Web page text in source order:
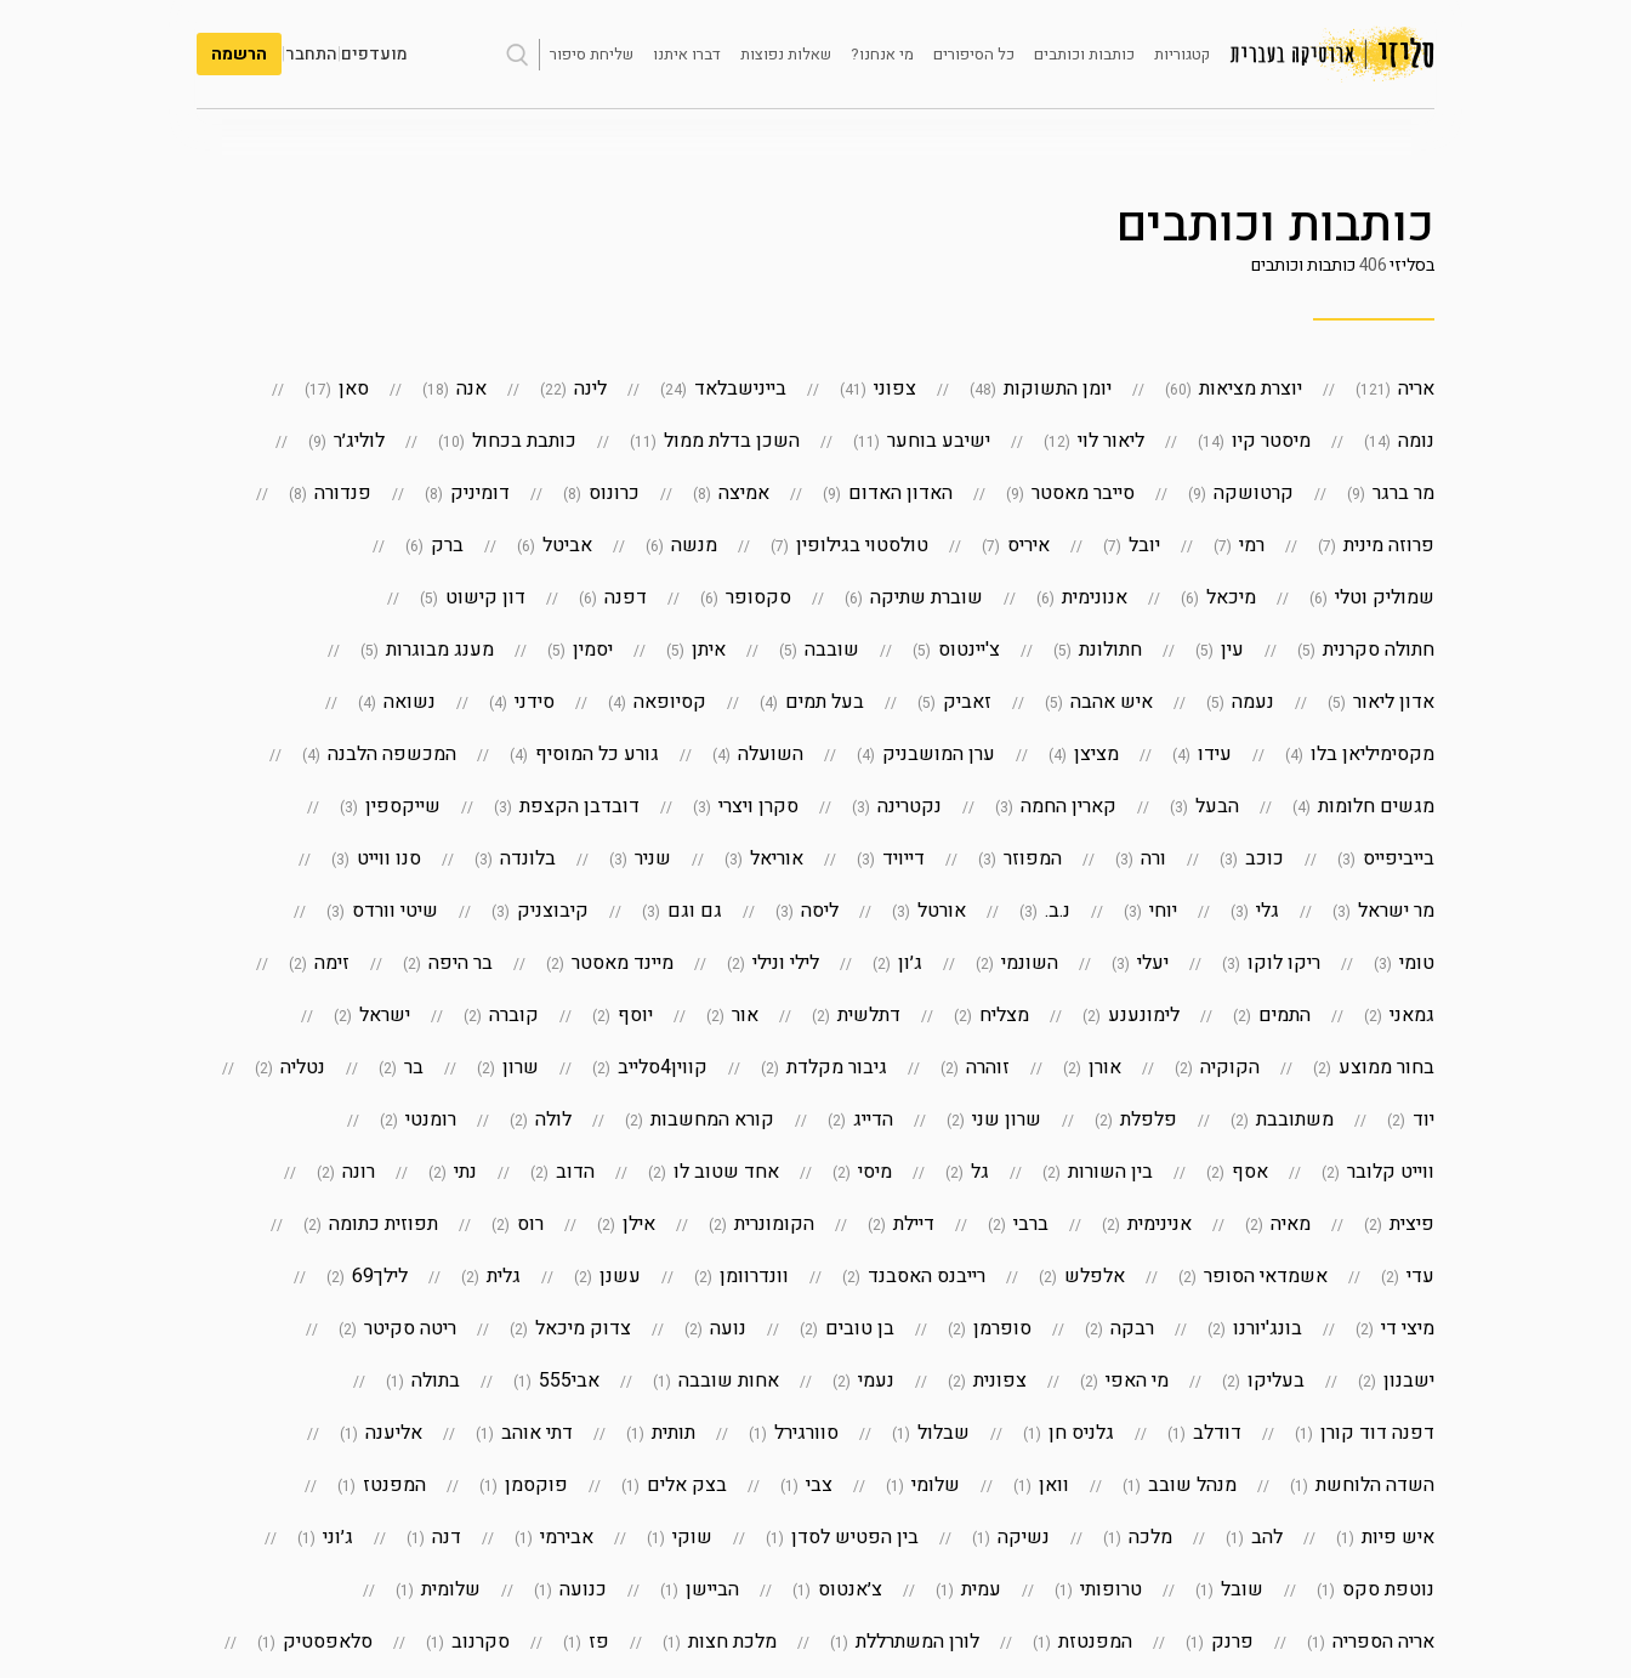
קטגוריות כותבות וכותבים כל הסיפורים מי אנחנו? שאלות נפוצות דברו איתנו שליחת סיפור מועדפים|התחבר| הרשמה
כותבות וכותבים
בסליזי406כותבות וכותבים
אריה (121) יוצרת מציאות (60) יומן התשוקות (48) צפוני (41) ביינישבלאד (24) לינה (22) אנה (18) סאן (17)
נומה (14) מיסטר קיו (14) ליאור לוי (12) ישיבע בוחער (11) השכן בדלת ממול (11) כותבת בכחול (10) לוליג׳ר (9)
מר ברגר (9) קרטושקה (9) סייבר מאסטר (9) האדון האדום (9) אמיצה (8) כרונוס (8) דומיניק (8) פנדורה (8)
פרוזה מינית (7) רמי (7) יובל (7) איריס (7) טולסטוי בגילופין (7) מנשה (6) אביטל (6) ברק (6)
שמוליק וטלי (6) מיכאל (6) אנונימית (6) שוברת שתיקה (6) סקסופר (6) דפנה (6) דון קישוט (5)
חתולה סקרנית (5) עין (5) חתולונת (5) צ'יינטוס (5) שובבה (5) איתן (5) יסמין (5) מענג מבוגרות (5)
אדון ליאור (5) נעמה (5) איש אהבה (5) זאביק (5) בעל תמים (4) קסיופאה (4) סידני (4) נשואה (4)
מקסימיליאן בלו (4) עידו (4) מציצן (4) ערן המושבניק (4) השועלה (4) גורע כל המוסיף (4) המכשפה הלבנה (4)
מגשים חלומות (4) הבעל (3) קארין החמה (3) נקטרינה (3) סקרן ויצרי (3) דובדבן הקצפת (3) שייקספין (3)
בייביפייס (3) כוכב (3) ורה (3) המפוזר (3) דייויד (3) אוריאל (3) שניר (3) בלונדה (3) סנו ווייט (3)
מר ישראל (3) גלי (3) יוחי (3) נ.ב. (3) אורטל (3) ליסה (3) גם וגם (3) קיבוצניק (3) שיטי וורדס (3)
טומי (3) ריקו לוקו (3) יעלי (3) השונמי (2) ג׳ון (2) לילי ונילי (2) מיינד מאסטר (2) בר היפה (2) זימה (2)
גמאני (2) התמים (2) לימונענע (2) מצליח (2) דתלשית (2) אור (2) יוסף (2) קוברה (2) ישראל (2)
בחור ממוצע (2) הקוקיה (2) אורן (2) זוהרה (2) גיבור מקלדת (2) קווין4סלייב (2) שרון (2) בר (2) נטליה (2)
יוד (2) משתובבת (2) פלפלת (2) שרון שני (2) הדייג (2) קורא המחשבות (2) לולה (2) רומנטי (2)
ווייט קלובר (2) אסף (2) בין השורות (2) גל (2) מיסי (2) אחד שטוב לו (2) הדוב (2) נתי (2) רונה (2)
פיצית (2) מאיה (2) אנינימית (2) ברבי (2) דיילת (2) הקומונרית (2) אילן (2) רוס (2) תפוזית כתומה (2)
עדי (2) אשמדאי הסופר (2) אלפלש (2) רייבנס האסבנד (2) וונדרוומן (2) עשנן (2) גלית (2) לילך69 (2)
מיצי די (2) בונג'יורנו (2) רבקה (2) סופרמן (2) בן טובים (2) נועה (2) צדוק מיכאל (2) ריטה סקיטר (2)
ישבנון (2) בעליקו (2) מי האפי (2) צפונית (2) נעמי (2) אחות שובבה (1) אבי555 (1) בתולה (1)
דפנה דוד קורן (1) דודלב (1) גלניס חן (1) שבלול (1) סוורגירל (1) תותית (1) דתי אוהב (1) אליענה (1)
השדה הלוחשת (1) מנהל שובב (1) וואן (1) שלומי (1) צבי (1) בצק אלים (1) פוקסמן (1) המפנטז (1)
איש פיות (1) להב (1) מלכה (1) נשיקה (1) בין הפטיש לסדן (1) שוקי (1) אבירמי (1) דנה (1) ג׳וני (1)
נוטפת סקס (1) שובל (1) טרופותי (1) עמית (1) צ׳אנטוס (1) הביישן (1) כנועה (1) שלומית (1)
אריה הספריה (1) פרנק (1) המפנטזת (1) לורן המשתרללת (1) מלכת חצות (1) פז (1) סקרנוב (1) סלאפסטיק (1)